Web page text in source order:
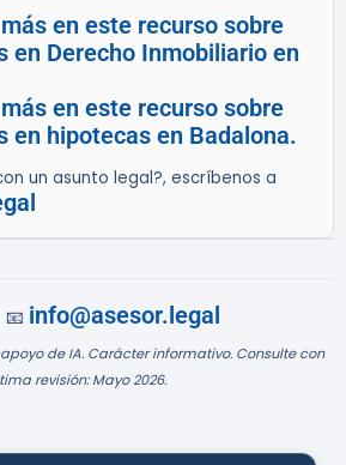
en este recurso sobre
en Derecho Inmobiliario en
en este recurso sobre
en hipotecas en Badalona.
un asunto legal?, escríbenos a
info@asesor.legal
de IA. Carácter informativo. Consulte con
revisión: Mayo 2026.